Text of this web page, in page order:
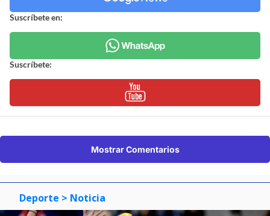
Suscríbete en:
Suscríbete:
Mostrar Comentarios
Deporte > Noticia